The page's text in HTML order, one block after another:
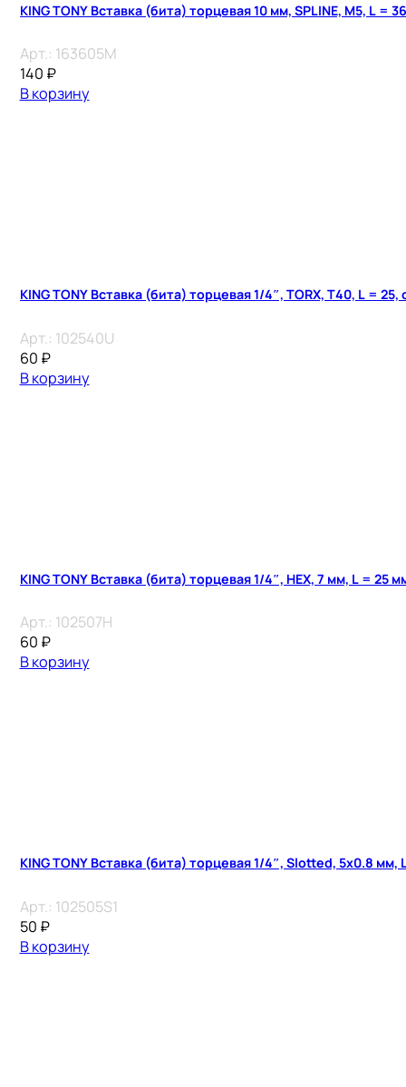
KING TONY Вставка (бита) торцевая 10 мм, SPLINE, М5, L =
Арт.: 163605M
140 ₽
В корзину
KING TONY Вставка (бита) торцевая 1/4″, TORX, T40, L =
Арт.: 102540U
60 ₽
В корзину
KING TONY Вставка (бита) торцевая 1/4″, HEX, 7 мм, L = 25
Арт.: 102507H
60 ₽
В корзину
KING TONY Вставка (бита) торцевая 1/4″, Slotted, 5х0.8 мм,
Арт.: 102505S1
50 ₽
В корзину